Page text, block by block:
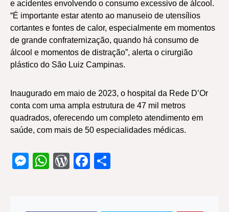
e acidentes envolvendo o consumo excessivo de álcool.
“É importante estar atento ao manuseio de utensílios
cortantes e fontes de calor, especialmente em momentos
de grande confraternização, quando há consumo de
álcool e momentos de distração”, alerta o cirurgião
plástico do São Luiz Campinas.
Inaugurado em maio de 2023, o hospital da Rede D’Or
conta com uma ampla estrutura de 47 mil metros
quadrados, oferecendo um completo atendimento em
saúde, com mais de 50 especialidades médicas.
Messenger
WhatsApp
WordPress
Facebook